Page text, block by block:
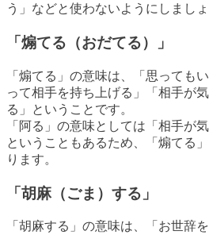
う」などと使わないようにしましょ
「煽てる（おだてる）」
「煽てる」の意味は、「思っても
って相手を持ち上げる」「相手が
る」ということです。
「阿る」の意味としては「相手が
ということもあるため、「煽てる
ります。
「胡麻（ごま）する」
「胡麻する」の意味は、「お世辞